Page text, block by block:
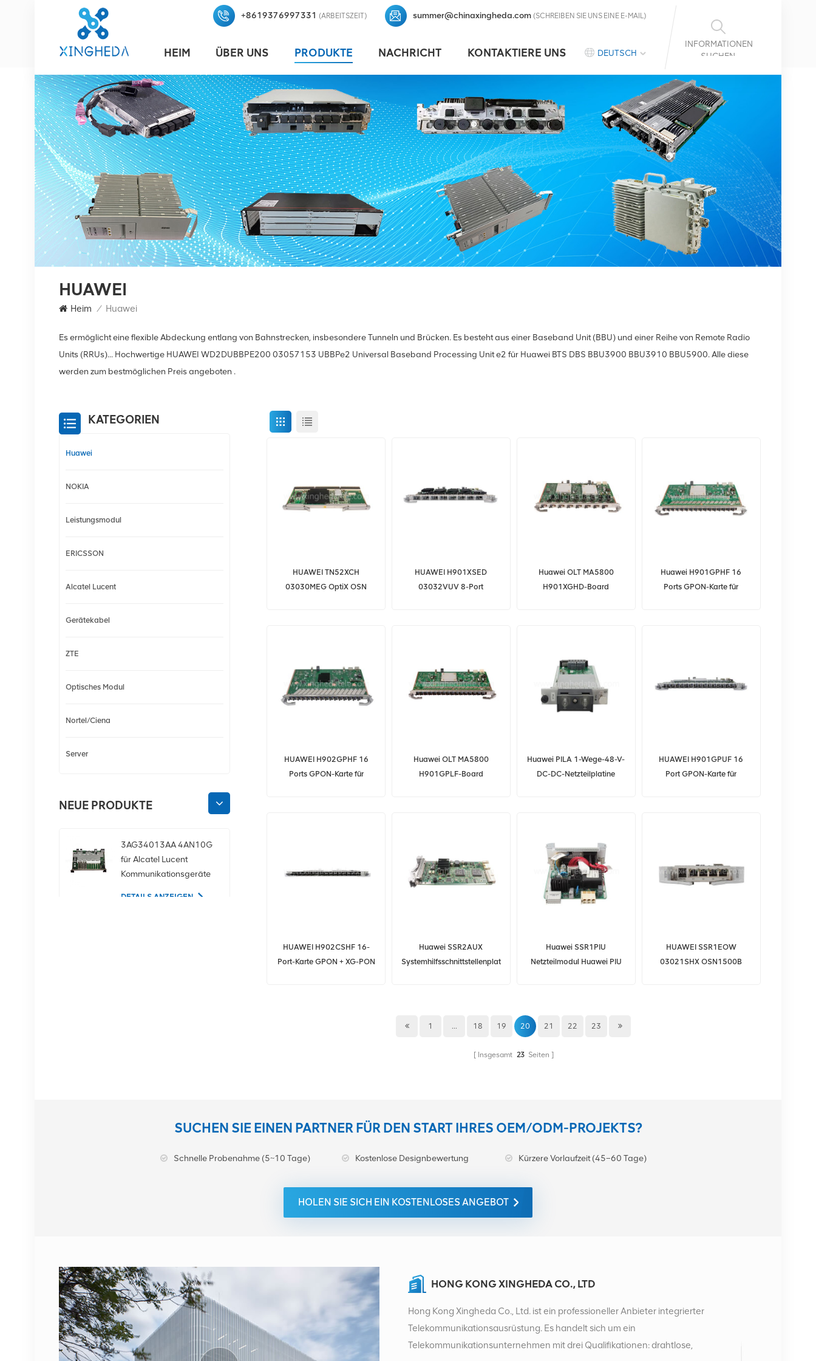
INFORMATIONEN
SUCHEN
+8619376997331 (ARBEITSZEIT) summer@chinaxingheda.com (SCHREIBEN SIE UNS EINE E-MAIL)
HEIM ÜBER UNS PRODUKTE NACHRICHT KONTAKTIERE UNS DEUTSCH
HUAWEI
Heim / Huawei
Es ermöglicht eine flexible Abdeckung entlang von Bahnstrecken, insbesondere Tunneln und Brücken. Es besteht aus einer Baseband Unit (BBU) und einer Reihe von Remote Radio
Units (RRUs)... Hochwertige HUAWEI WD2DUBBPE200 03057153 UBBPe2 Universal Baseband Processing Unit e2 für Huawei BTS DBS BBU3900 BBU3910 BBU5900. Alle diese
werden zum bestmöglichen Preis angeboten .
HUAWEI TN52XCH
03030MEG OptiX OSN
HUAWEI H901XSED
03032VUV 8-Port
Huawei OLT MA5800
H901XGHD-Board
Huawei H901GPHF 16
Ports GPON-Karte für
HUAWEI H902GPHF 16
Ports GPON-Karte für
Huawei OLT MA5800
H901GPLF-Board
Huawei PILA 1-Wege-48-V-
DC-DC-Netzteilplatine
HUAWEI H901GPUF 16
Port GPON-Karte für
HUAWEI H902CSHF 16-
Port-Karte GPON + XG-PON
Huawei SSR2AUX
Systemhilfsschnittstellenplatine
Huawei SSR1PIU
Netzteilmodul Huawei PIU
HUAWEI SSR1EOW
03021SHX OSN1500B
1 ... 18 19 20 21 22 23
Insgesamt 23 Seiten
KATEGORIEN
Huawei
NOKIA
Leistungsmodul
ERICSSON
Alcatel Lucent
Gerätekabel
ZTE
Optisches Modul
Nortel/Ciena
Server
NEUE PRODUKTE
3AG34013AA 4AN10G
für Alcatel Lucent
Kommunikationsgeräte
DETAILS ANZEIGEN
474914A AirScale RRH
1662SMC 3AL98324AA
SYNTH4V2 für Alcatel
Lucent
Kommunikationsgeräte
DETAILS ANZEIGEN
SUCHEN SIE EINEN PARTNER FÜR DEN START IHRES OEM/ODM-PROJEKTS?
Schnelle Probenahme (5~10 Tage) Kostenlose Designbewertung Kürzere Vorlaufzeit (45–60 Tage)
HOLEN SIE SICH EIN KOSTENLOSES ANGEBOT
HONG KONG XINGHEDA CO., LTD
Hong Kong Xingheda Co., Ltd. ist ein professioneller Anbieter integrierter
Telekommunikationsausrüstung. Es handelt sich um ein
Telekommunikationsunternehmen mit drei Qualifikationen: drahtlose,